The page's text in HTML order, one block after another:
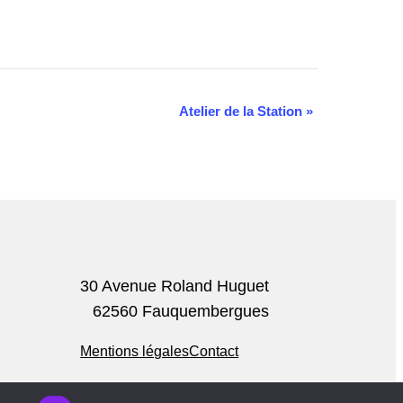
Atelier de la Station »
30 Avenue Roland Huguet
62560 Fauquembergues
Mentions légalesContact